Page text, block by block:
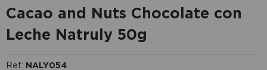
Cacao and Nuts Chocolate con
Leche Natruly 50g
Ref: NALY054